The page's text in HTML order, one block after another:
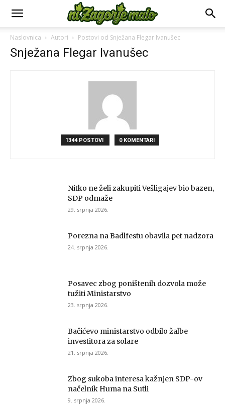
Naslovnica Autori Postovi od Snježana Flegar Ivanušec
Snježana Flegar Ivanušec
1344 POSTOVI 0 KOMENTARI
Nitko ne želi zakupiti Vešligajev bio bazen,
SDP odmaže
29. srpnja 2026.
Porezna na Badlfestu obavila pet nadzora
24. srpnja 2026.
Posavec zbog poništenih dozvola može
tužiti Ministarstvo
23. srpnja 2026.
Bačićevo ministarstvo odbilo žalbe
investitora za solare
21. srpnja 2026.
Zbog sukoba interesa kažnjen SDP-ov
načelnik Huma na Sutli
9. srpnja 2026.